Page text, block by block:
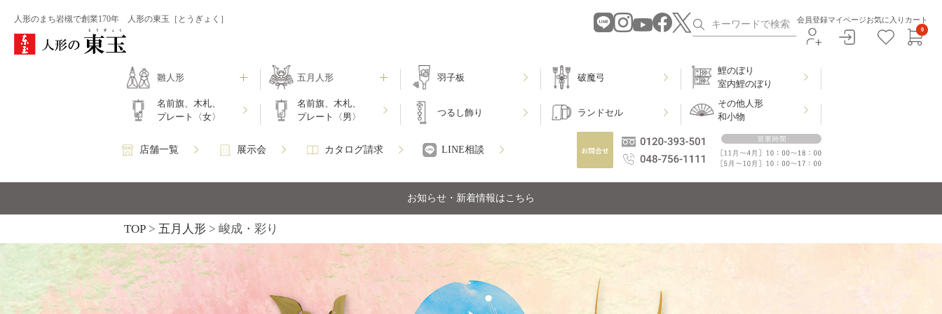
人形のまち岩槻で創業170年 人形の東玉［とうぎょく］ 会員登録マイページお気に入り カート
0
雛人形 五月人形 羽子板 破魔弓
鯉のぼり
室内鯉のぼり
名前旗、木札、
プレート〈女〉
名前旗、木札、
プレート〈男〉
つるし飾り ランドセル
その他人形
和小物
店舗一覧 展示会 カタログ請求 LINE相談
お知らせ・新着情報はこちら
TOP 五月人形 峻成・彩り